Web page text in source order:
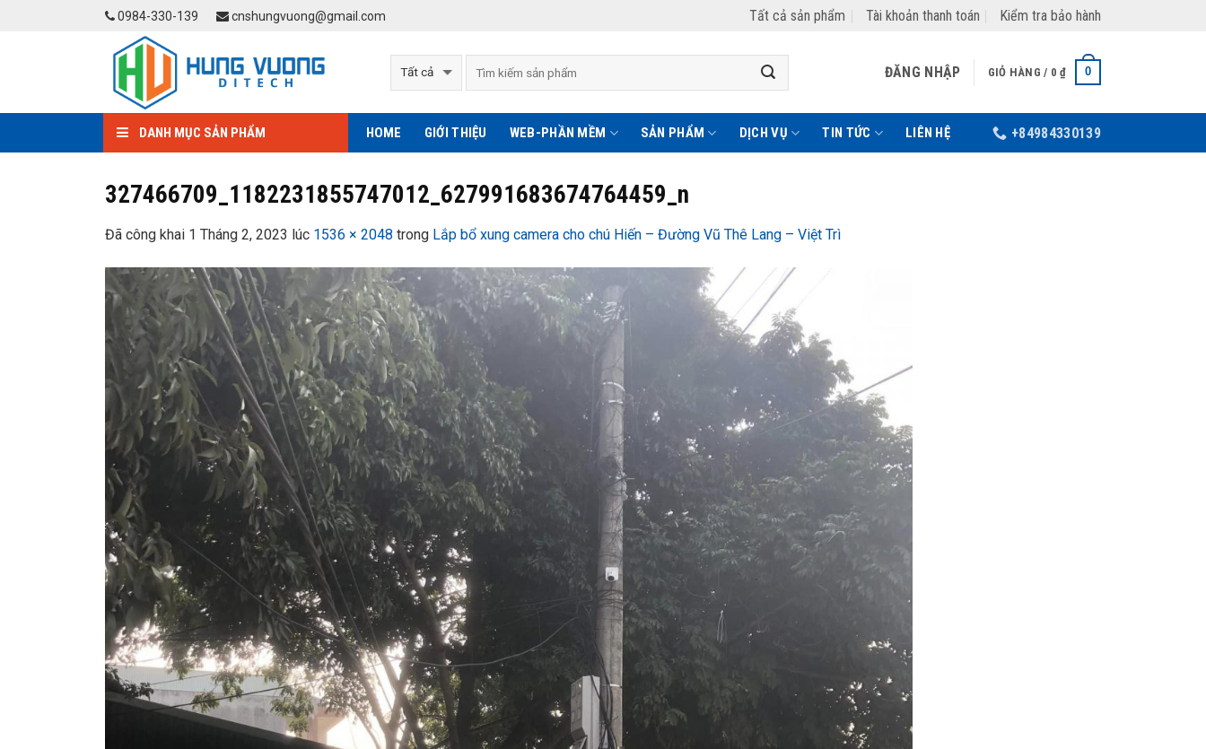
0984-330-139 cnshungvuong@gmail.com Tất cả sản phẩm Tài khoản thanh toán Kiểm tra bảo hành
ĐĂNG NHẬP GIỎ HÀNG / 0₫ 0
DANH MỤC SẢN PHẨM HOME GIỚI THIỆU WEB-PHẦN MỀM SẢN PHẨM DỊCH VỤ TIN TỨC LIÊN HỆ +84984330139
327466709_1182231855747012_627991683674764459_n
Đã công khai 1 Tháng 2, 2023 lúc 1536 × 2048 trong Lắp bổ xung camera cho chú Hiến – Đường Vũ Thê Lang – Việt Trì